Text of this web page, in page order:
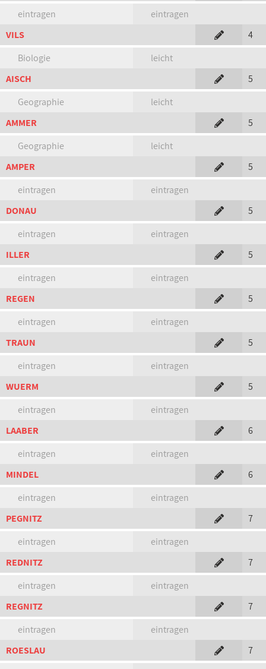
eintragen
eintragen
VILS
4
Biologie
leicht
AISCH
5
Geographie
leicht
AMMER
5
Geographie
leicht
AMPER
5
eintragen
eintragen
DONAU
5
eintragen
eintragen
ILLER
5
eintragen
eintragen
REGEN
5
eintragen
eintragen
TRAUN
5
eintragen
eintragen
WUERM
5
eintragen
eintragen
LAABER
6
eintragen
eintragen
MINDEL
6
eintragen
eintragen
PEGNITZ
7
eintragen
eintragen
REDNITZ
7
eintragen
eintragen
REGNITZ
7
eintragen
eintragen
ROESLAU
7